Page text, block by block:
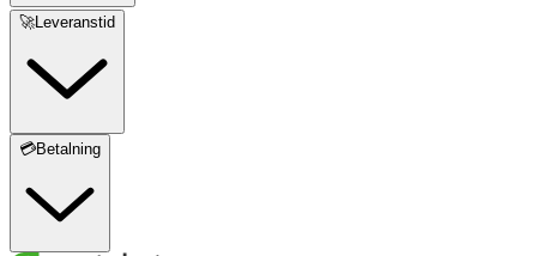
🚀Leveranstid
💳Betalning